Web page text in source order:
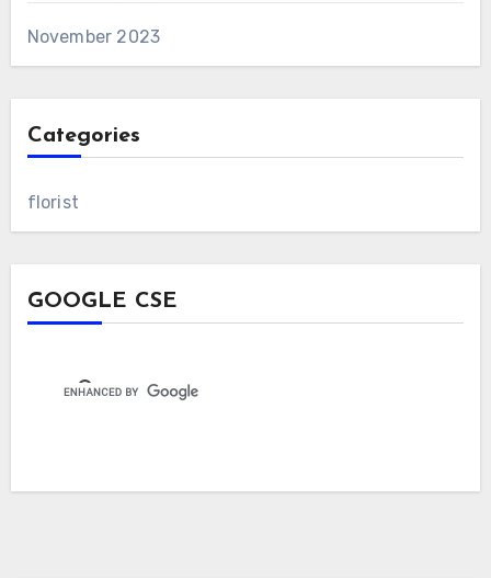
November 2023
Categories
florist
GOOGLE CSE